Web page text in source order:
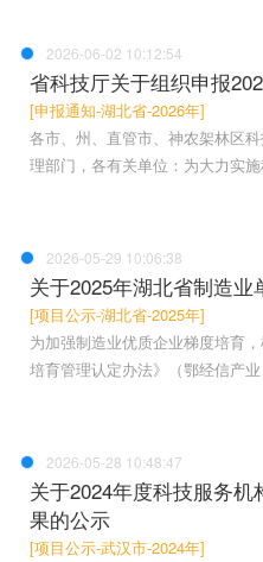
2026-06-02 10:12:54
省科技厅关于组织申报
[申报通知-湖北省-2026年]
各市、州、直管市、神农架林区
理部门，各有关单位：为大力实
2026-05-29 10:06:38
关于2025年湖北省制造
[项目公示-湖北省-2025年]
为加强制造业优质企业梯度培育
培育管理认定办法》（鄂经信产
2026-05-28 10:48:47
关于2024年度科技服务
果的公示
[项目公示-武汉市-2024年]